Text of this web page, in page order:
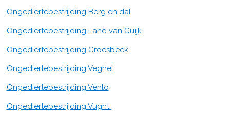
Ongediertebestrijding Berg en dal
Ongediertebestrijding Land van Cuijk
Ongediertebestrijding Groesbeek
Ongediertebestrijding Veghel
Ongediertebestrijding Venlo
Ongediertebestrijding Vught